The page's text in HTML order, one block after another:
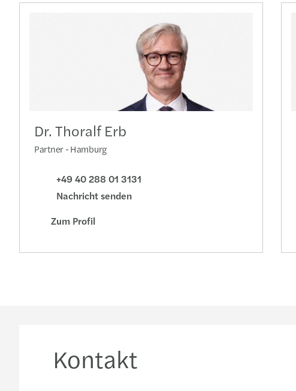
Dr. Thoralf Erb
Partner - Hamburg
+49 40 288 01 3131
Nachricht senden
Zum Profil
Kontakt